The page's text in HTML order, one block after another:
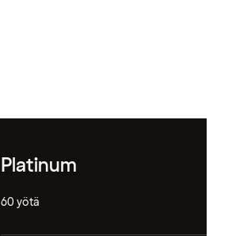
Platinum
60 yötä